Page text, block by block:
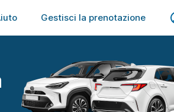
Gestisci la prenotazione